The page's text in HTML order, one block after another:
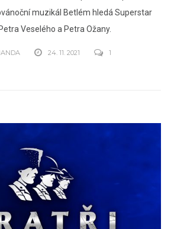
muzikál Betlém hledá Superstar
Veselého a Petra Ožany.
24. 11. 2021 1